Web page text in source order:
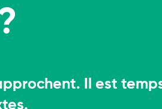
durable
bas carbone
hydrique
climat
Il est